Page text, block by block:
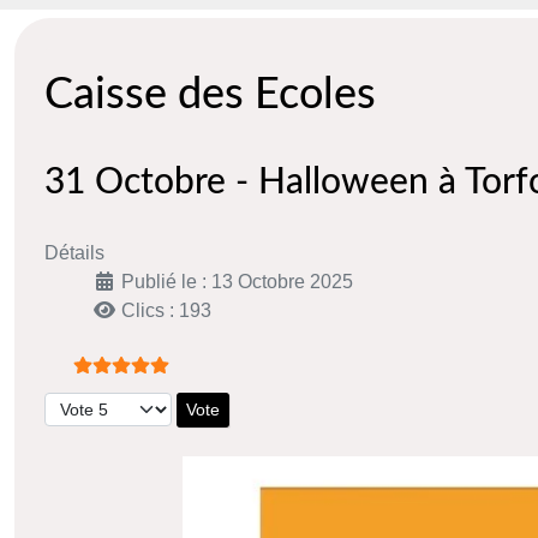
Caisse des Ecoles
31 Octobre - Halloween à
Détails
Publié le : 13 Octobre 2025
Clics : 193
Vote utilisateur:5/5
Veuillez voter